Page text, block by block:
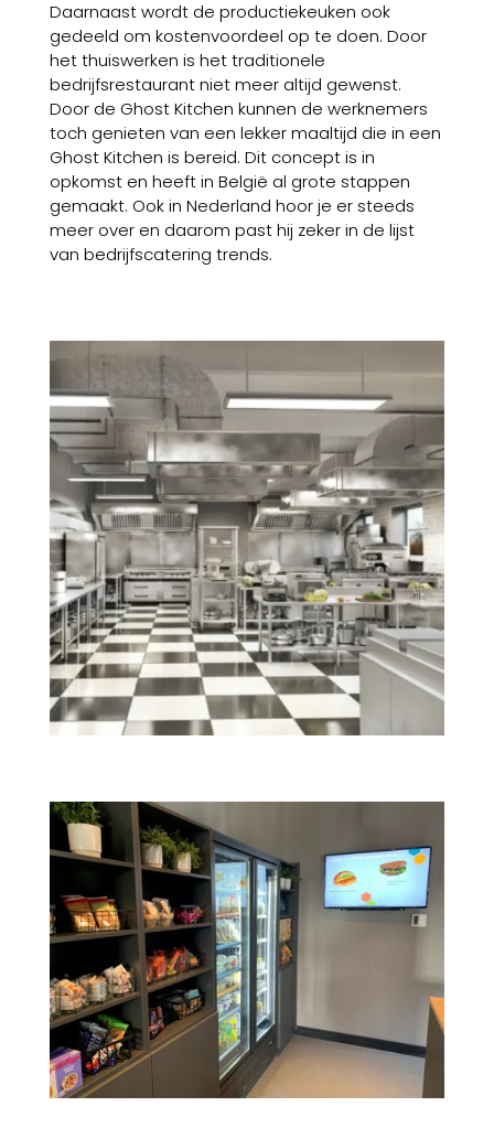
Daarnaast wordt de productiekeuken ook
gedeeld om kostenvoordeel op te doen. Door
het thuiswerken is het traditionele
bedrijfsrestaurant niet meer altijd gewenst.
Door de Ghost Kitchen kunnen de werknemers
toch genieten van een lekker maaltijd die in een
Ghost Kitchen is bereid. Dit concept is in
opkomst en heeft in België al grote stappen
gemaakt. Ook in Nederland hoor je er steeds
meer over en daarom past hij zeker in de lijst
van bedrijfscatering trends.